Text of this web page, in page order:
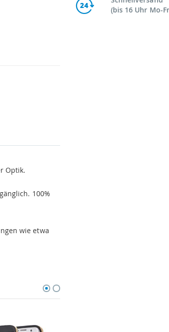
Optik.
100%
wie etwa
(bis 16 Uhr Mo-